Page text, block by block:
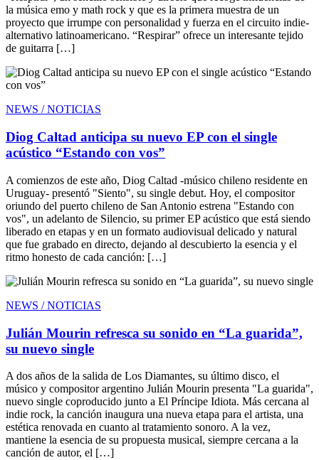
la música emo y math rock y que es la primera muestra de un
proyecto que irrumpe con personalidad y fuerza en el circuito indie-
alternativo latinoamericano. “Respirar” ofrece un interesante tejido
de guitarra […]
NEWS / NOTICIAS
Diog Caltad anticipa su nuevo EP con el single
acústico “Estando con vos”
A comienzos de este año, Diog Caltad -músico chileno residente en
Uruguay- presentó "Siento", su single debut. Hoy, el compositor
oriundo del puerto chileno de San Antonio estrena "Estando con
vos", un adelanto de Silencio, su primer EP acústico que está siendo
liberado en etapas y en un formato audiovisual delicado y natural
que fue grabado en directo, dejando al descubierto la esencia y el
ritmo honesto de cada canción: […]
NEWS / NOTICIAS
Julián Mourin refresca su sonido en “La guarida”,
su nuevo single
A dos años de la salida de Los Diamantes, su último disco, el
músico y compositor argentino Julián Mourin presenta "La guarida",
nuevo single coproducido junto a El Príncipe Idiota. Más cercana al
indie rock, la canción inaugura una nueva etapa para el artista, una
estética renovada en cuanto al tratamiento sonoro. A la vez,
mantiene la esencia de su propuesta musical, siempre cercana a la
canción de autor, el […]